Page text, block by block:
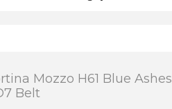
Mozzo H61 Blue Ashes
Belt